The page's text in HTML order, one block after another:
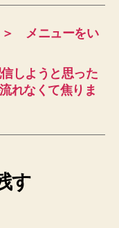
メニューをい
しようと思った
れなくて焦りま
す